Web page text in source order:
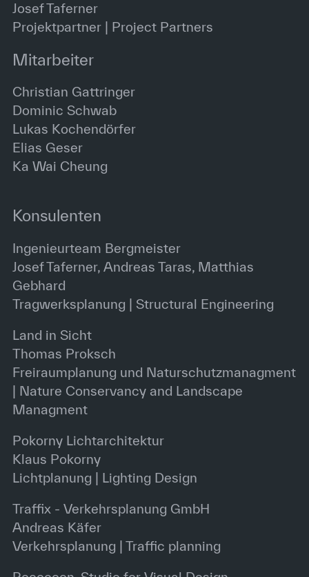
Josef Taferner
Projektpartner | Project Partners
Mitarbeiter
Christian Gattringer
Dominic Schwab
Lukas Kochendörfer
Elias Geser
Ka Wai Cheung
Konsulenten
Ingenieurteam Bergmeister
Josef Taferner, Andreas Taras, Matthias
Gebhard
Tragwerksplanung | Structural Engineering
Land in Sicht
Thomas Proksch
Freiraumplanung und Naturschutzmanagment
| Nature Conservancy and Landscape
Managment
Pokorny Lichtarchitektur
Klaus Pokorny
Lichtplanung | Lighting Design
Traffix - Verkehrsplanung GmbH
Andreas Käfer
Verkehrsplanung | Traffic planning